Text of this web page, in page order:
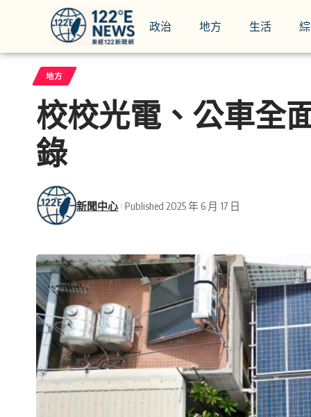
政治 地方 生活
地方
校校光電、公車全
錄
新聞中心 Published 2025 年 6 月 17 日